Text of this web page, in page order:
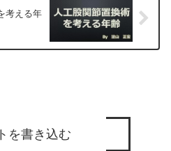
考える年
を書き込む